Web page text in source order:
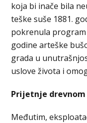
koja bi inače bila
teške suše 1881.
pokrenula program
godine arteške
grada u
uslove života i
Prijetnje drevnom
Međutim,